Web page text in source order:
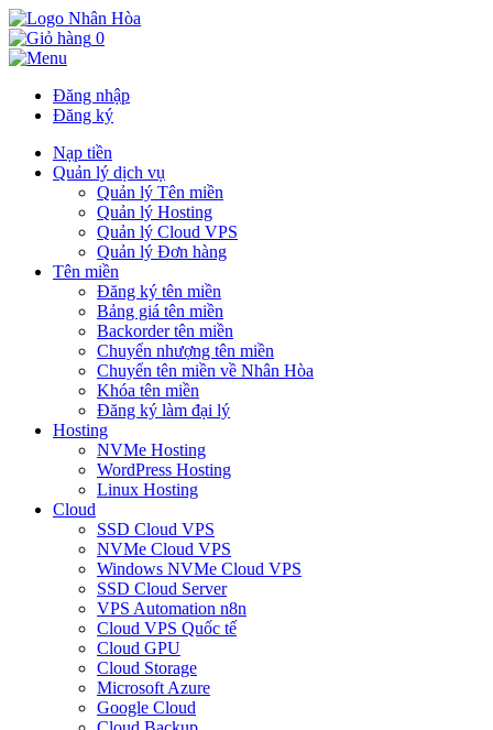
0
Đăng nhập
Đăng ký
Nạp tiền
Quản lý dịch vụ
Quản lý Tên miền
Quản lý Hosting
Quản lý Cloud VPS
Quản lý Đơn hàng
Tên miền
Đăng ký tên miền
Bảng giá tên miền
Backorder tên miền
Chuyển nhượng tên miền
Chuyển tên miền về Nhân Hòa
Khóa tên miền
Đăng ký làm đại lý
Hosting
NVMe Hosting
WordPress Hosting
Linux Hosting
Cloud
SSD Cloud VPS
NVMe Cloud VPS
Windows NVMe Cloud VPS
SSD Cloud Server
VPS Automation n8n
Cloud VPS Quốc tế
Cloud GPU
Cloud Storage
Microsoft Azure
Google Cloud